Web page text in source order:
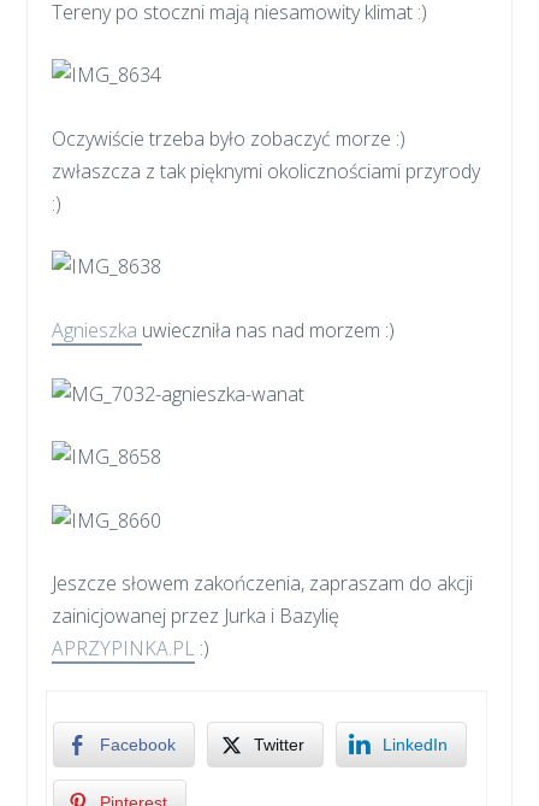
Tereny po stoczni mają niesamowity klimat :)
Oczywiście trzeba było zobaczyć morze :)
zwłaszcza z tak pięknymi okolicznościami przyrody
:)
Agnieszka uwieczniła nas nad morzem :)
Jeszcze słowem zakończenia, zapraszam do akcji
zainicjowanej przez Jurka i Bazylię
APRZYPINKA.PL :)
Facebook Twitter LinkedIn